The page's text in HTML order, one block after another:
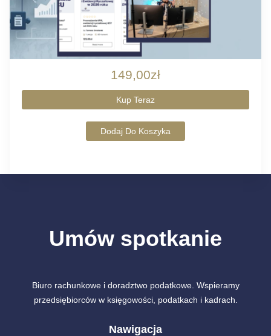
149,00zł
Kup Teraz
Dodaj Do Koszyka
Umów spotkanie
Biuro rachunkowe i doradztwo podatkowe. Wspieramy
przedsiębiorców w księgowości, podatkach i kadrach.
Nawigacja